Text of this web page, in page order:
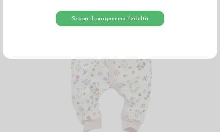
Scopri il programma fedeltà